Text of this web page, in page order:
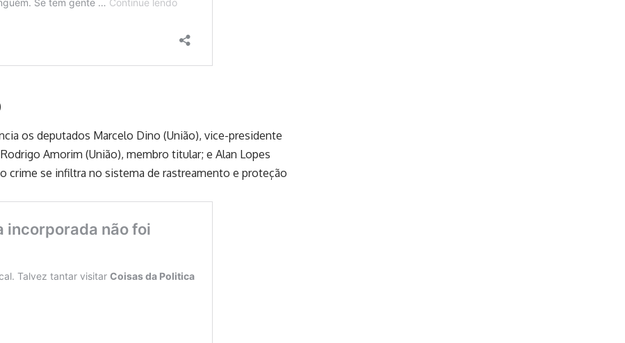
os deputados Marcelo Dino (União), vice-presidente
Amorim (União), membro titular; e Alan Lopes
crime se infiltra no sistema de rastreamento e proteção